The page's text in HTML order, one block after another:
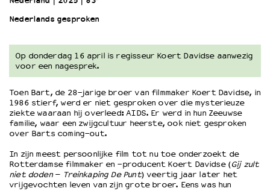
Wat we doen
Werken bij
Wie is wie
Word vriend
Historie
Partners
Huisregels
Integriteits- en gedragscode
Duurzaamheid
Nederlands gesproken
Op donderdag 16 april is regisseur Koert Davidse aanwezig
voor een nagesprek.
Toen Bart, de 28-jarige broer van filmmaker Koert Davidse, in
1986 stierf, werd er niet gesproken over die mysterieuze
ziekte waaraan hij overleed: AIDS. Er werd in hun Zeeuwse
familie, waar een zwijgcultuur heerste, ook niet gesproken
over Barts coming-out.
In zijn meest persoonlijke film tot nu toe onderzoekt de
Rotterdamse filmmaker en -producent Koert Davidse (Gij zult
niet doden– Treinkaping De Punt) veertig jaar later het
vrijgevochten leven van zijn grote broer. Eens was hun